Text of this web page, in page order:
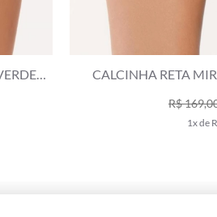
CALCINHA RETA
R$
1x de